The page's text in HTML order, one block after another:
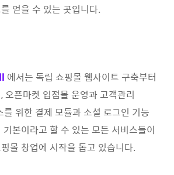
얻을 수 있는 곳입니다.
에서는 독립 쇼핑몰 웹사이트 구축부터
오픈마켓 입점몰 운영과 고객관리
위한 결제 모듈과 소셜 로그인 기능
본이라고 할 수 있는 모든 서비스들이
몰 창업에 시작을 돕고 있습니다.